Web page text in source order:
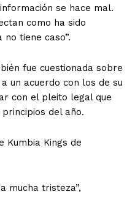
se hace mal.
como ha sido
tiene caso”.
fue cuestionada sobre
un acuerdo con los de su
con el pleito legal que
del año.
Kumbia Kings de
mucha tristeza”,